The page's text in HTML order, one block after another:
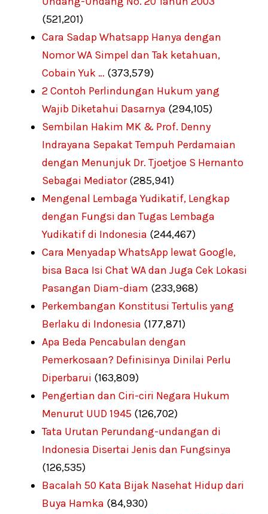
(521,201)
Cara Sadap Whatsapp Hanya dengan
Nomor WA Simpel dan Tak ketahuan,
Cobain Yuk … (373,579)
2 Contoh Perlindungan Hukum yang
Wajib Diketahui Dasarnya (294,105)
Sembilan Hakim MK & Prof. Denny
Indrayana Sepakat Tempuh Perdamaian
dengan Menunjuk Dr. Tjoetjoe S Hernanto
Sebagai Mediator (285,941)
Mengenal Lembaga Yudikatif, Lengkap
dengan Fungsi dan Tugas Lembaga
Yudikatif di Indonesia (244,467)
Cara Menyadap WhatsApp lewat Google,
bisa Baca Isi Chat WA dan Juga Cek Lokasi
Pasangan Diam-diam (233,968)
Perkembangan Konstitusi Tertulis yang
Berlaku di Indonesia (177,871)
Apa Beda Pencabulan dengan
Pemerkosaan? Definisinya Dinilai Perlu
Diperbarui (163,809)
Pengertian dan Ciri-ciri Negara Hukum
Menurut UUD 1945 (126,702)
Tata Urutan Perundang-undangan di
Indonesia Disertai Jenis dan Fungsinya
(126,535)
Bacalah 50 Kata Bijak Nasehat Hidup dari
Buya Hamka (84,930)